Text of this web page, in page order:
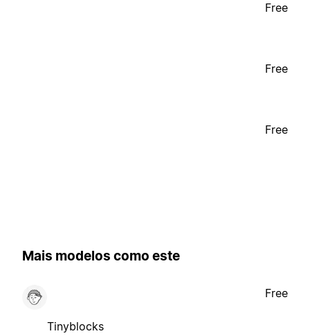
Free
Free
Free
Mais modelos como este
Tinyblocks
Free